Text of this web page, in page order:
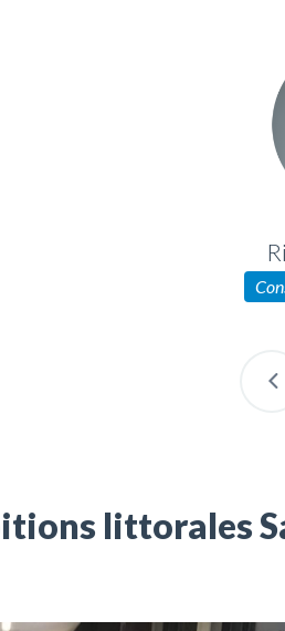
littorales